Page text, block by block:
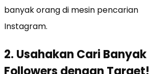
banyak orang di mesin pencarian
Instagram.
2. Usahakan Cari Banyak